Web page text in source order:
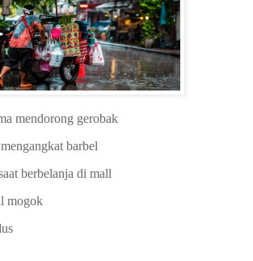
mendorong gerobak
barbel
berbelanja di mall
mogok